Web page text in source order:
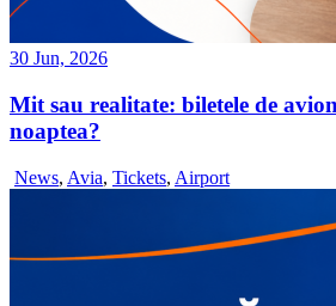
30 Jun, 2026
Mit sau realitate: biletele de
noaptea?
News, Avia, Tickets, Airport